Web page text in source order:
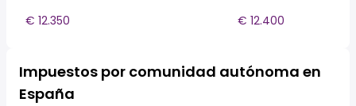
€ 12.350
€ 12.400
Impuestos por comunidad autónoma en
España